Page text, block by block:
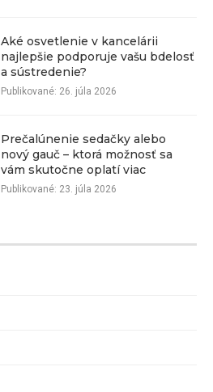
Aké osvetlenie v kancelárii
najlepšie podporuje vašu bdelosť
a sústredenie?
Publikované: 26. júla 2026
Prečalúnenie sedačky alebo
nový gauč – ktorá možnosť sa
vám skutočne oplatí viac
Publikované: 23. júla 2026